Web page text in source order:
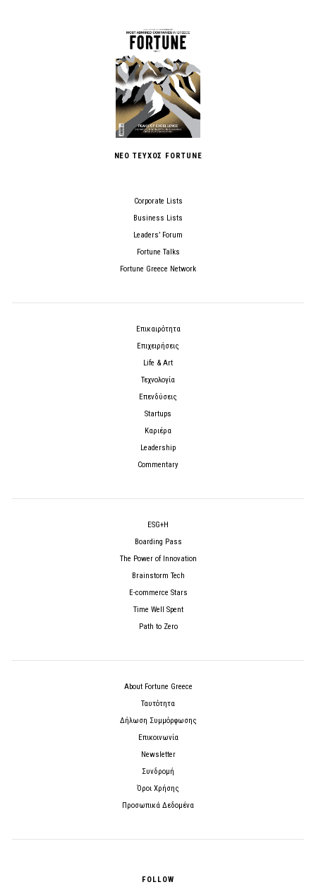
ΝΕΟ ΤΕΥΧΟΣ FORTUNE
Corporate Lists
Business Lists
Leaders’ Forum
Fortune Talks
Fortune Greece Network
Επικαιρότητα
Επιχειρήσεις
Life & Art
Τεχνολογία
Επενδύσεις
Startups
Καριέρα
Leadership
Commentary
ESG+H
Boarding Pass
The Power of Innovation
Brainstorm Tech
E-commerce Stars
Time Well Spent
Path to Zero
About Fortune Greece
Ταυτότητα
Δήλωση Συμμόρφωσης
Επικοινωνία
Newsletter
Συνδρομή
Όροι Χρήσης
Προσωπικά Δεδομένα
FOLLOW